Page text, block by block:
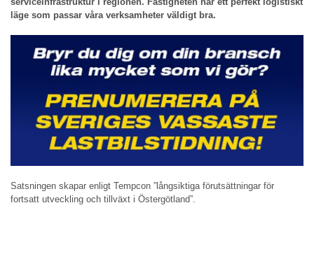
läge som passar våra verksamheter väldigt bra.
Satsningen skapar enligt Tempcon ”långsiktiga förutsättningar för
fortsatt utveckling och tillväxt i Östergötland”.